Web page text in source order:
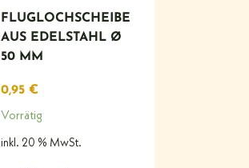
FLUGLOCHSCHEIBE
AUS EDELSTAHL Ø
50 MM
0,95€
Vorrätig
inkl. 20 % MwSt.